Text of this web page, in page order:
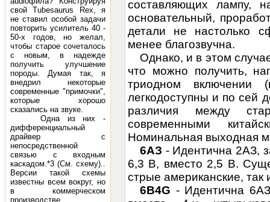
свой Tubesaurus Rex, я
не ставил особой задачи
повторить усилитель 40 -
50-х годов, но желал,
чтобы старое сочеталось
с новым, в надежде
получить улучшение
породы. Думая так, я
внедрил некоторые
современные "примочки",
которые хорошо
сказались на звуке.
Одна из них -
дифференциальный
драйвер с
непосредственной
связью с входным
каскадом.*3 (См. схему)..
Версии такой схемы
известны всем вокруг, но
в коммерческом
производстве
составляющих лампу,
основательный,
детали не настолько
менее благозвучна.
Однако, и в этом
что можно получить,
триодном включении
легкодоступны и по сей
различия между
современными
Номинальная выходная
6АЗ - Идентична 2АЗ,
6,3 В, вместо 2,5 В.
стрые американские,
6B4G - Идентична